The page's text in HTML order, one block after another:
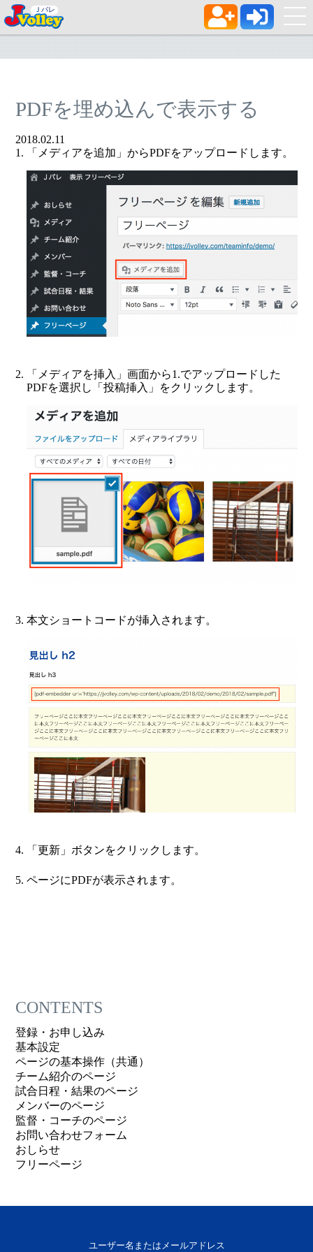
Ｊバレ
PDFを埋め込んで表示する
2018.02.11
「メディアを追加」からPDFをアップロードします。
「メディアを挿入」画面から1.でアップロードした
PDFを選択し「投稿挿入」をクリックします。
本文ショートコードが挿入されます。
「更新」ボタンをクリックします。
ページにPDFが表示されます。
CONTENTS
登録・お申し込み
基本設定
ページの基本操作（共通）
チーム紹介のページ
試合日程・結果のページ
メンバーのページ
監督・コーチのページ
お問い合わせフォーム
おしらせ
フリーページ
ユーザー名またはメールアドレス